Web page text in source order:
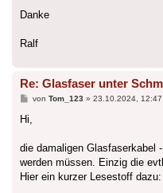
Danke
Ralf
Re: Glasfaser unter
Beitrag
von Tom_123» 23.10.2024, 12:47
Hi,
die damaligen Glasfaserkabel
werden müssen. Einzig die
Hier ein kurzer Lesestoff dazu: